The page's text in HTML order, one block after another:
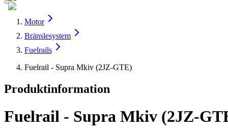
Motor
Bränslesystem
Fuelrails
Fuelrail - Supra Mkiv (2JZ-GTE)
Produktinformation
Fuelrail - Supra Mkiv (2JZ-